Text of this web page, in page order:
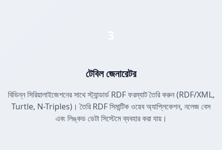
টেবিল জেনারেটর
বিভিন্ন সিরিয়ালাইজেশনের সাথে স্ট্যান্ডার্ড RDF ফরম্যাট তৈরি করুন (RDF/XML,
Turtle, N-Triples)। তৈরি RDF সিমান্টিক ওয়েব অ্যাপ্লিকেশন, নলেজ বেস
এবং লিঙ্কড ডেটা সিস্টেমে ব্যবহার করা যায়।